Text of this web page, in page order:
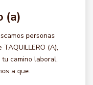
(a)
personas
(A),
camino laboral,
a que: